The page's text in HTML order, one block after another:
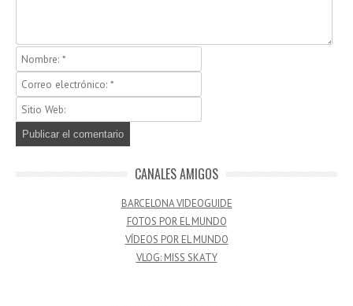
CANALES AMIGOS
BARCELONA VIDEOGUIDE
FOTOS POR EL MUNDO
VÍDEOS POR EL MUNDO
VLOG: MISS SKATY